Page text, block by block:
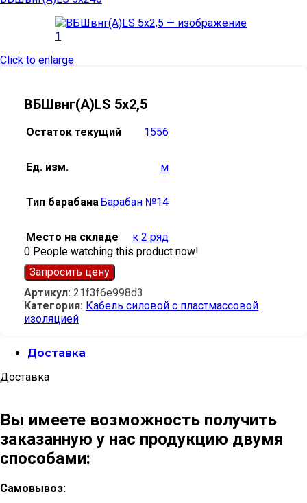
Click to enlarge
ВБШвнг(А)LS 5х2,5
Остаток текущий 1556
Ед. изм. м
Тип барабана Барабан №14
Место на складе
к 2 ряд
0 People watching this product now!
Запросить цену
Артикул: 21f3f6e998d3
Категория: Кабель силовой с пластмассовой
изоляцией
Доставка
Доставка
Вы имеете возможность получить
заказанную у нас продукцию двумя
способами:
Самовывоз: